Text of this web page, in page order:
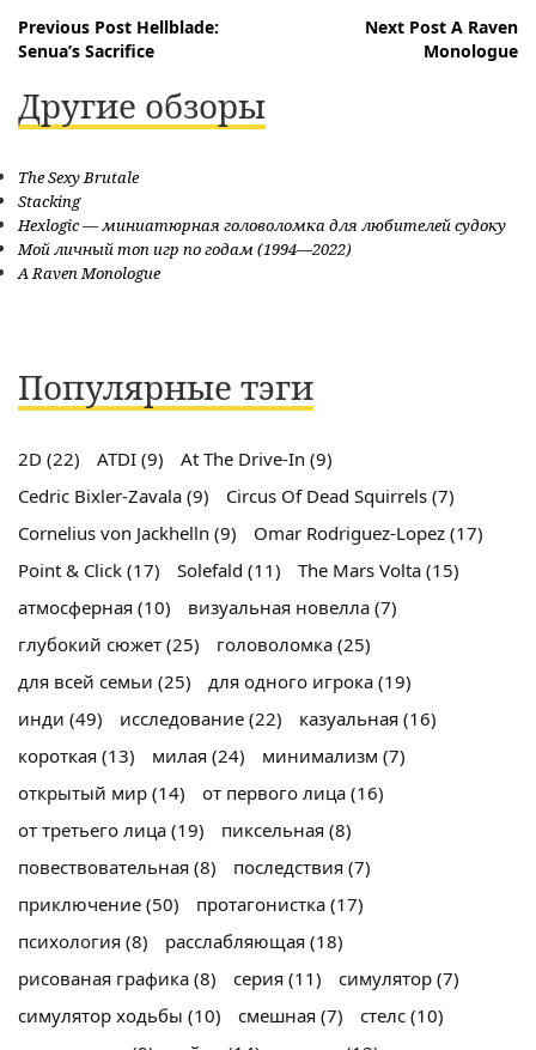
Навигация
по
записям
Previous Post Hellblade:
Senua’s Sacrifice
Next Post A Raven
Monologue
Другие обзоры
The Sexy Brutale
Stacking
Hexlogic — миниатюрная головоломка для любителей судоку
Мой личный топ игр по годам (1994—2022)
A Raven Monologue
Популярные тэги
2D (22) ATDI (9) At The Drive-In (9)
Cedric Bixler-Zavala (9) Circus Of Dead Squirrels (7)
Cornelius von Jackhelln (9) Omar Rodriguez-Lopez (17)
Point & Click (17) Solefald (11) The Mars Volta (15)
атмосферная (10) визуальная новелла (7)
глубокий сюжет (25) головоломка (25)
для всей семьи (25) для одного игрока (19)
инди (49) исследование (22) казуальная (16)
короткая (13) милая (24) минимализм (7)
открытый мир (14) от первого лица (16)
от третьего лица (19) пиксельная (8)
повествовательная (8) последствия (7)
приключение (50) протагонистка (17)
психология (8) расслабляющая (18)
рисованая графика (8) серия (11) симулятор (7)
симулятор ходьбы (10) смешная (7) стелс (10)